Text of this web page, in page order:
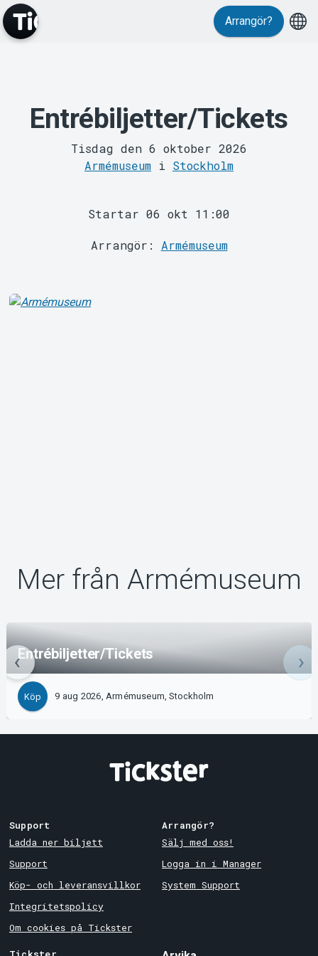
MyTickster
Support
Arrangör?
Entrébiljetter/Tickets
Tisdag den 6 oktober 2026
Armémuseum i Stockholm
Startar 06 okt 11:00
Arrangör: Armémuseum
Mer från Armémuseum
Entrébiljetter/Tickets
Köp 9 aug 2026, Armémuseum, Stockholm
Support
Ladda ner biljett
Support
Köp- och leveransvillkor
Integritetspolicy
Om cookies på Tickster
Arrangör?
Sälj med oss!
Logga in i Manager
System Support
Tickster